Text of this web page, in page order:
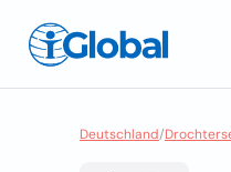
Deutschland/